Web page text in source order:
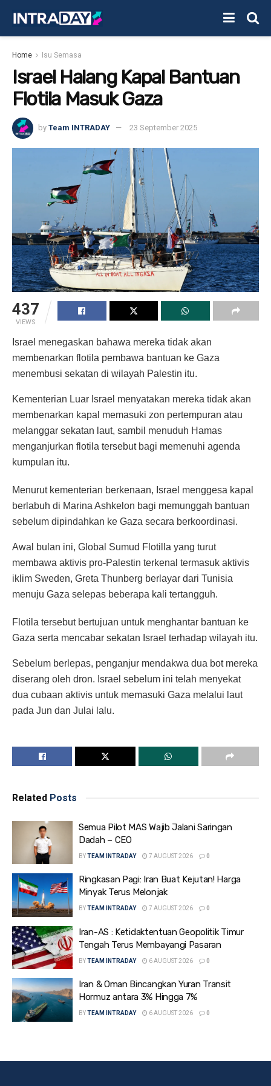
Home Isu Semasa
Israel Halang Kapal Bantuan
Flotila Masuk Gaza
by Team INTRADAY 23 September 2025
437
VIEWS
Israel menegaskan bahawa mereka tidak akan
membenarkan flotila pembawa bantuan ke Gaza
menembusi sekatan di wilayah Palestin itu.
Kementerian Luar Israel menyatakan mereka tidak akan
membenarkan kapal memasuki zon pertempuran atau
melanggar sekatan laut, sambil menuduh Hamas
menganjurkan flotila tersebut bagi memenuhi agenda
kumpulan itu.
Menurut kementerian berkenaan, Israel menggesa kapal
berlabuh di Marina Ashkelon bagi memunggah bantuan
sebelum dipindahkan ke Gaza secara berkoordinasi.
Awal bulan ini, Global Sumud Flotilla yang turut
membawa aktivis pro-Palestin terkenal termasuk aktivis
iklim Sweden, Greta Thunberg berlayar dari Tunisia
menuju Gaza selepas beberapa kali tertangguh.
Flotila tersebut bertujuan untuk menghantar bantuan ke
Gaza serta mencabar sekatan Israel terhadap wilayah itu.
Sebelum berlepas, penganjur mendakwa dua bot mereka
diserang oleh dron. Israel sebelum ini telah menyekat
dua cubaan aktivis untuk memasuki Gaza melalui laut
pada Jun dan Julai lalu.
Related Posts
Semua Pilot MAS Wajib Jalani Saringan
Dadah – CEO
BYTEAM INTRADAY 7 AUGUST 2026 0
Ringkasan Pagi: Iran Buat Kejutan! Harga
Minyak Terus Melonjak
BYTEAM INTRADAY 7 AUGUST 2026 0
Iran-AS : Ketidaktentuan Geopolitik Timur
Tengah Terus Membayangi Pasaran
BYTEAM INTRADAY 6 AUGUST 2026 0
Iran & Oman Bincangkan Yuran Transit
Hormuz antara 3% Hingga 7%
BYTEAM INTRADAY 6 AUGUST 2026 0